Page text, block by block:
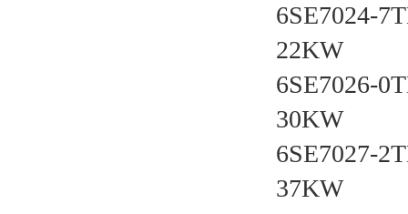
6SE7024-
22KW
6SE7026-
30KW
6SE7027-
37KW